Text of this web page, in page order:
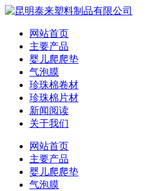
网站首页
主要产品
婴儿爬爬垫
气泡膜
珍珠棉卷材
珍珠棉片材
新闻阅读
关于我们
网站首页
主要产品
婴儿爬爬垫
气泡膜